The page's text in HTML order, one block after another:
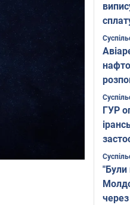
ГУР
"Були